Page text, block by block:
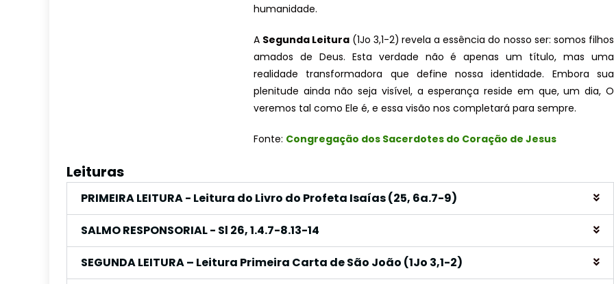
humanidade.
A Segunda Leitura (1Jo 3,1-2) revela a essência do nosso ser: somos filhos
amados de Deus. Esta verdade não é apenas um título, mas uma
realidade transformadora que define nossa identidade. Embora sua
plenitude ainda não seja visível, a esperança reside em que, um dia, O
veremos tal como Ele é, e essa visão nos completará para sempre.
Fonte: Congregação dos Sacerdotes do Coração de Jesus
Leituras
PRIMEIRA LEITURA - Leitura do Livro do Profeta Isaías (25, 6a.7-9)
SALMO RESPONSORIAL - Sl 26, 1.4.7-8.13-14
SEGUNDA LEITURA – Leitura Primeira Carta de São João (1Jo 3,1-2)